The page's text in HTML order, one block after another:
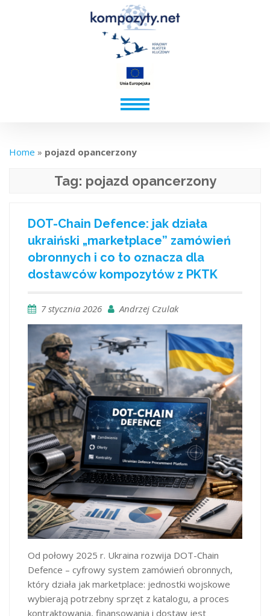
Home » pojazd opancerzony
Tag: pojazd opancerzony
DOT-Chain Defence: jak działa
ukraiński „marketplace” zamówień
obronnych i co to oznacza dla
dostawców kompozytów z PKTK
7 stycznia 2026 Andrzej Czulak
Od połowy 2025 r. Ukraina rozwija DOT-Chain
Defence – cyfrowy system zamówień obronnych,
który działa jak marketplace: jednostki wojskowe
wybierają potrzebny sprzęt z katalogu, a proces
kontraktowania, finansowania i dostaw jest